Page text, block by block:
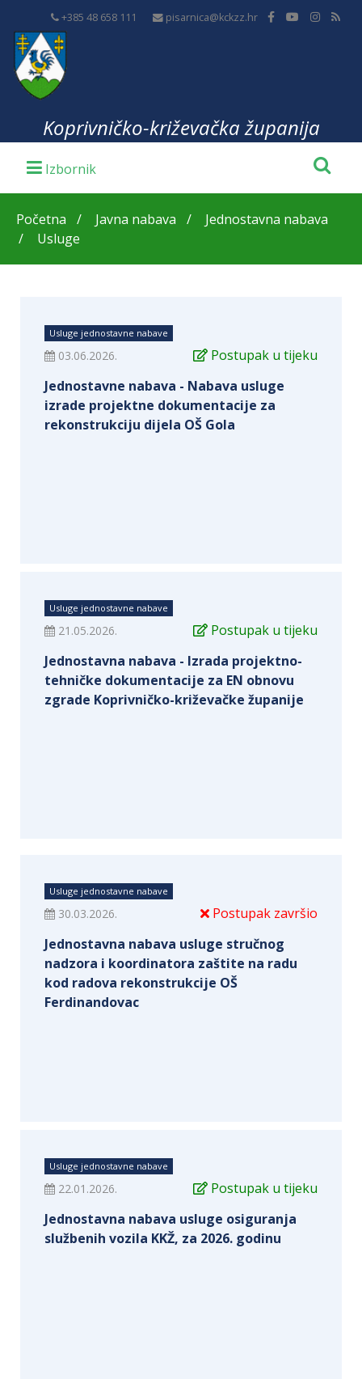
+385 48 658 111 pisarnica@kckzz.hr
Koprivničko-križevačka županija
Početna Javna nabava
Jednostavna nabava
Usluge
Usluge jednostavne nabave
03.06.2026.
Postupak u tijeku
Jednostavne nabava - Nabava usluge
izrade projektne dokumentacije za
rekonstrukciju dijela OŠ Gola
Usluge jednostavne nabave
21.05.2026.
Postupak u tijeku
Jednostavna nabava - Izrada projektno-
tehničke dokumentacije za EN obnovu
zgrade Koprivničko-križevačke županije
Usluge jednostavne nabave
30.03.2026.
Postupak završio
Jednostavna nabava usluge stručnog
nadzora i koordinatora zaštite na radu
kod radova rekonstrukcije OŠ
Ferdinandovac
Usluge jednostavne nabave
22.01.2026.
Postupak u tijeku
Jednostavna nabava usluge osiguranja
službenih vozila KKŽ, za 2026. godinu